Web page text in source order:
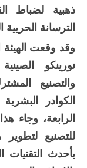
ذهبية لضباط
الترسانة الحربية
وقد وقعت الهيئة
نورينكو
والتصنيع
الكوادر
الرابعة، وجاء
للتصنيع لتطوير
بأحدث التقنيات